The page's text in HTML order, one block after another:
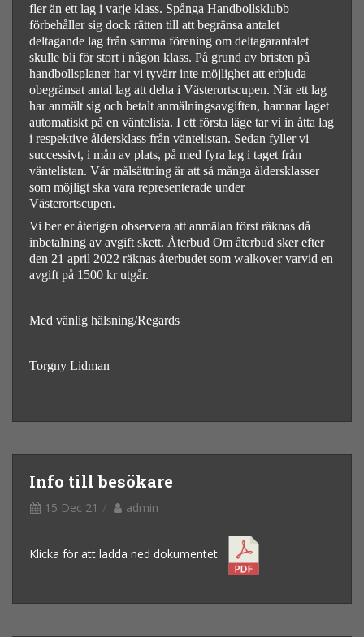
fler än ett lag i varje klass. Spånga Handbollsklubb
förbehåller sig dock rätten till att begränsa antalet
deltagande lag från samma förening om deltagarantalet
skulle bli för stort i någon klass. På grund av bristen på
handbollsplaner har vi tyvärr inte möjlighet att erbjuda
obegränsat antal lag att delta i Västerortscupen. När ett lag
har anmält sig och betalt anmälningsavgiften, hamnar laget
automatiskt på en väntelista. I ett första läge tar vi in åtta lag
i respektive åldersklass från väntelistan. Sedan fyller vi
successivt, i mån av plats, på med fyra lag i taget från
väntelistan. Vår målsättning är att så många åldersklasser
som möjligt ska vara representerade under
Västerortscupen.
Vi ber er återigen observera att anmälan först räknas då
inbetalning av avgift skett. Återbud Om återbud sker efter
den 21 april 2022 räknas återbudet som walkover varvid en
avgift på 1500 kr utgår.
Med vänlig hälsning/Regards
Torgny Lidman
Info till besökare
15 Dec 21 admin
Klicka för att ladda ned dokumentet